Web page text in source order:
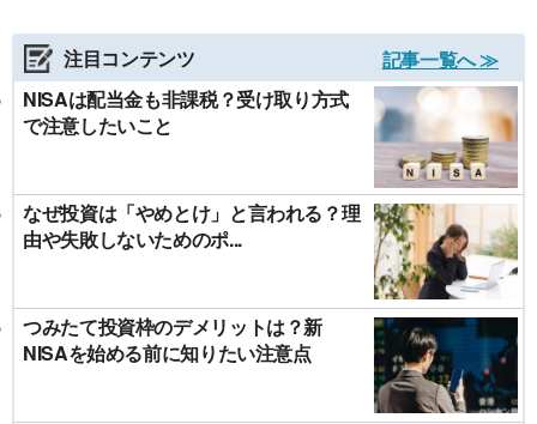
注目コンテンツ
記事一覧へ ≫
NISAは配当金も非課税？受け取り方式
で注意したいこと
なぜ投資は「やめとけ」と言われる？理
由や失敗しないためのポ...
つみたて投資枠のデメリットは？新
NISAを始める前に知りたい注意点